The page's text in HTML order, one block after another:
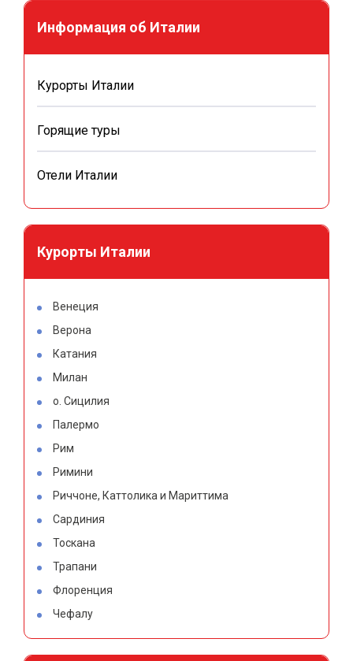
Информация об Италии
Курорты Италии
Горящие туры
Отели Италии
Курорты Италии
Венеция
Верона
Катания
Милан
о. Сицилия
Палермо
Рим
Римини
Риччоне, Каттолика и Мариттима
Сардиния
Тоскана
Трапани
Флоренция
Чефалу